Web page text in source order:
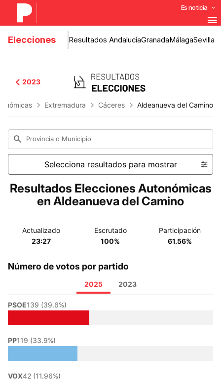
Es noticia
Elecciones Resultados AndalucíaGranadaMálagaSevilla
2023
Extremadura Cáceres Aldeanueva del Camino
Provincia o Municipio
Selecciona resultados para mostrar
Resultados Elecciones Autonómicas
en Aldeanueva del Camino
Actualizado
23:27
Escrutado
100%
Participación
61.56%
Número de votos por partido
2025 2023
PSOE139 (39.6%)
PP119 (33.9%)
VOX42 (11.96%)